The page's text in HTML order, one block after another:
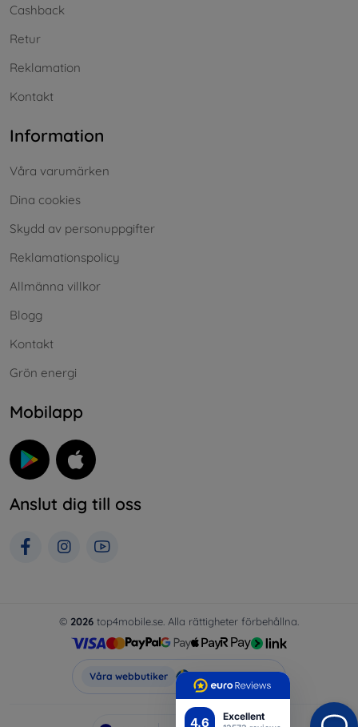
4.6 Excellent
Cashback
Retur
Reklamation
Kontakt
Information
Våra varumärken
Dina cookies
Skydd av personuppgifter
Reklamationspolicy
Allmänna villkor
Blogg
Kontakt
Grön energi
Mobilapp
Anslut dig till oss
© 2026 top4mobile.se. Alla rättigheter förbehållna.
Våra webbutiker Top4Mobile.se